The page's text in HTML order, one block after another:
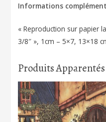
Informations
« Reproduction sur papier
3/8″ », 1cm – 5×7, 13×18
Produits Apparentés